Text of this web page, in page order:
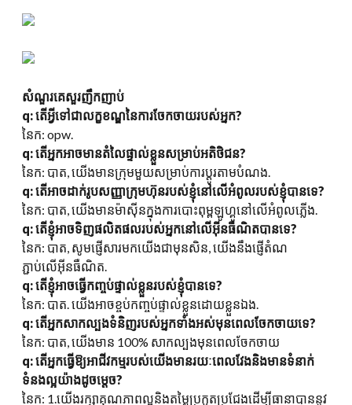
សំណួរគេសួរញឹកញាប់
q:តើអ្វីទៅជាលក្ខខណ្ឌនៃការចែកចាយរបស់អ្នក?
នៃក: opw.
q: តើអ្នកអាចមានតំលៃផ្ទាល់ខ្លួនសម្រាប់អតិថិជន?
នៃក: បាត, យើងមានក្រុមមួយសម្រាប់ការប្តូរតាមបំណង.
q: តើអាចដាក់រូបសញ្ញាក្រុមហ៊ុនរបស់ខ្ញុំនៅលើអំពូលរបស់ខ្ញុំបានទេ?
នៃក: បាត, យើងមានម៉ាស៊ីនក្នុងការបោះពុម្ពឡូហ្គូនៅលើអំពូលភ្លើង.
q: តើខ្ញុំអាចទិញផលិតផលរបស់អ្នកនៅលើអ៊ីនធឺណិតបានទេ?
នៃក: បាត, សូមផ្ញើសារមកយើងជាមុនសិន, យើងនឹងផ្ញើតំណ
ភ្ជាប់លើអ៊ីនធឺណិត.
q: តើខ្ញុំអាចធ្វើកញ្ចប់ផ្ទាល់ខ្លួនរបស់ខ្ញុំបានទេ?
នៃក: បាត. យើងអាចខ្ចប់កញ្ចប់ផ្ទាល់ខ្លួនដោយខ្លួនឯង.
q:តើអ្នកសាកល្បងទំនិញរបស់អ្នកទាំងអស់មុនពេលចែកចាយទេ?
នៃក: បាត, យើងមាន 100% សាកល្បងមុនពេលចែកចាយ
q: តើអ្នកធ្វើឱ្យអាជីវកម្មរបស់យើងមានរយៈពេលវែងនិងមានទំនាក់
ទំនងល្អយ៉ាងដូចម្តេច?
នៃក: 1.យើងរក្សាគុណភាពល្អនិងតម្លៃប្រកួតប្រជែងដើម្បីធានាបាននូវ